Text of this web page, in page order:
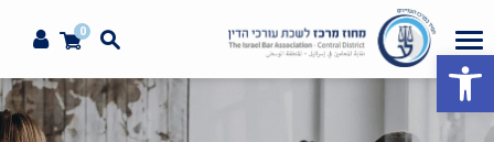
פתח סרגל נגישות
0